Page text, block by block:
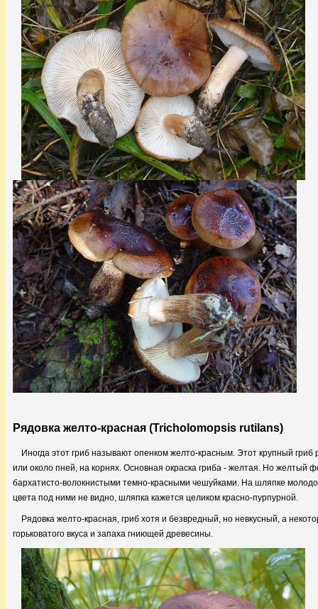
Рядовка желто-красная (Tricholomopsis rutilans)
Иногда этот гриб называют опенком желто-красным. Этот крупный
или около пней, на корнях. Основная окраска гриба - желтая. Но желтый
бархатисто-волокнистыми темно-красными чешуйками. На шляпке
цвета под ними не видно, шляпка кажется целиком красно-пурпурной.
Рядовка желто-красная, гриб хотя и безвредный, но невкусный, а
горьковатого вкуса и запаха гниющей древесины.